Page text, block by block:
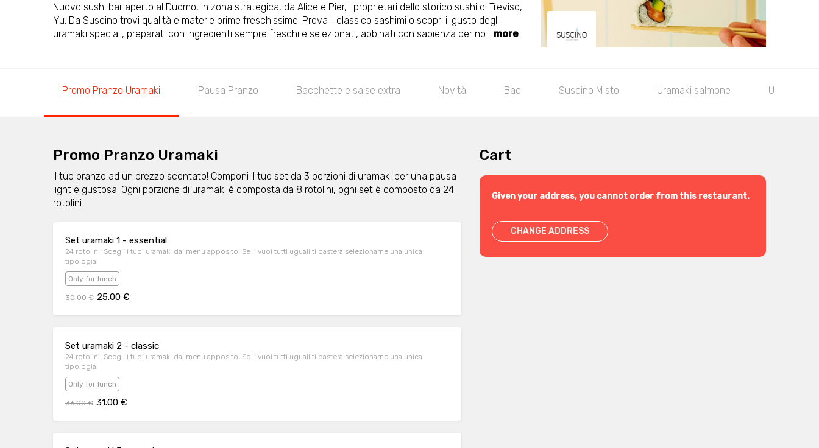
Nuovo sushi bar aperto al Duomo, in zona strategica, da Alice e Pier, i proprietari dello storico sushi di Treviso,
Yu. Da Suscino trovi qualità e materie prime freschissime. Prova il classico sashimi o scopri il gusto degli
uramaki speciali, preparati con ingredienti sempre freschi e selezionati, abbinati con sapienza per no... more
Promo Pranzo Uramaki Pausa Pranzo Bacchette e salse extra Novità Bao Suscino Misto Uramaki salmone Uramaki
Promo Pranzo Uramaki
Il tuo pranzo ad un prezzo scontato! Componi il tuo set da 3 porzioni di uramaki per una pausa
light e gustosa! Ogni porzione di uramaki è composta da 8 rotolini, ogni set è composto da 24
rotolini
Set uramaki 1 - essential
24 rotolini. Scegli i tuoi uramaki dal menu apposito. Se li vuoi tutti uguali ti basterà selezionarne una unica
tipologia!
Only for lunch
30.00 € 25.00 €
Set uramaki 2 - classic
24 rotolini. Scegli i tuoi uramaki dal menu apposito. Se li vuoi tutti uguali ti basterà selezionarne una unica
tipologia!
Only for lunch
36.00 € 31.00 €
Cart
Given your address, you cannot order from this restaurant.
CHANGE ADDRESS